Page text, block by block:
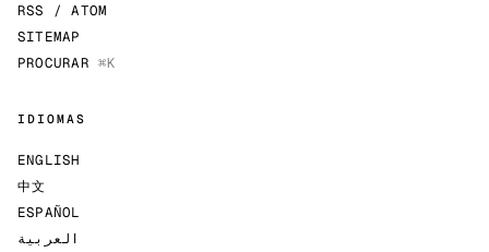
RSS / ATOM
SITEMAP
PROCURAR⌘K
IDIOMAS
ENGLISH
中文
ESPAÑOL
العربية